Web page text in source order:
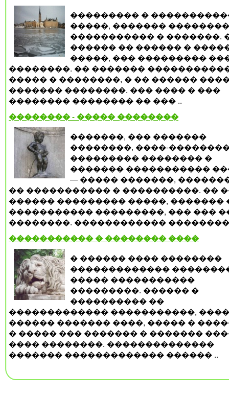
��������� �
�����, �������
����������� � �������.
������ �� ������ �
�����, ��� ���������
��������. �� �������
����� � ��������, � �� ������
������� ��������. ��� ���� � ���
�������� �������� �� ��� ..
�������� - ����� ��������
�������, ��� �������
��������, ����-
��������� �������� �
������� �����������
— ����� �������,
�� ����������� � ����������. ��
������ ��������� �����, �������
����������� ���������, ��� ���
��������. ������������
����������� � �������� ����
� ������ ���� ��������
�������������
����� �����������
���������. ������ �
���������� ��
������������� �����������,
������ ������� ����, ����� �
� ����� ��� ������� � �������
���� ��������. ��������������
������� ������������� ������ ..